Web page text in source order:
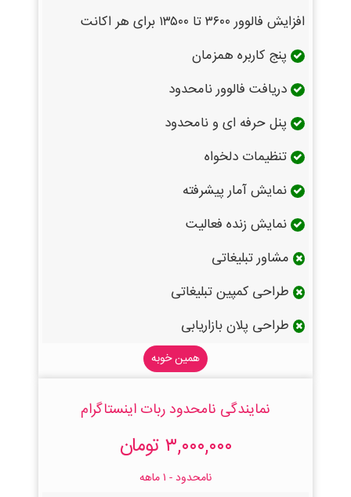
افزایش فالوور ۳۶۰۰ تا ۱۳۵۰۰ برای هر اکانت
پنج کاربره همزمان
دریافت فالوور نامحدود
پنل حرفه ای و نامحدود
تنظیمات دلخواه
نمایش آمار پیشرفته
نمایش زنده فعالیت
مشاور تبلیغاتی
طراحی کمپین تبلیغاتی
طراحی پلان بازاریابی
همین خوبه
نمایندگی نامحدود ربات اینستاگرام
۳,۰۰۰,۰۰۰ تومان
نامحدود - ۱ ماهه